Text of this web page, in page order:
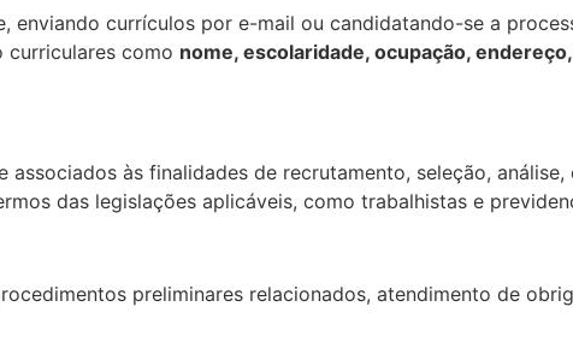
enviando currículos por e-mail ou candidatando-se a
curriculares como nome, escolaridade, ocupação,
às finalidades de recrutamento, seleção,
das legislações aplicáveis, como trabalhistas e
preliminares relacionados, atendimento de